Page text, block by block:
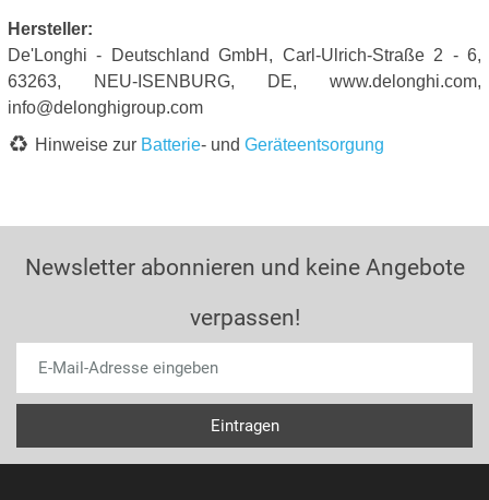
Hersteller:
De'Longhi - Deutschland GmbH, Carl-Ulrich-Straße 2 - 6,
63263, NEU-ISENBURG, DE, www.delonghi.com,
info@delonghigroup.com
Hinweise zur Batterie- und Geräteentsorgung
Newsletter abonnieren und keine Angebote
verpassen!